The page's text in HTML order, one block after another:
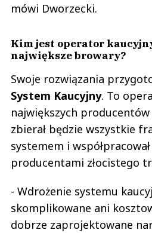
mówi Dworzecki.
Kim jest operator
największe browary?
Swoje rozwiązania
System Kaucyjny. To
największych
zbierał będzie wszystkie
systemem i
producentami złocistego
- Wdrożenie systemu
skomplikowane ani
dobrze zaprojektowane